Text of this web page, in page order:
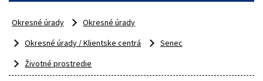
Okresné úrady
Okresné úrady
Okresné úrady / Klientske centrá
Senec
Životné prostredie